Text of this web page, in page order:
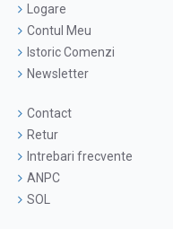
Logare
Contul Meu
Istoric Comenzi
Newsletter
Contact
Retur
Intrebari frecvente
ANPC
SOL